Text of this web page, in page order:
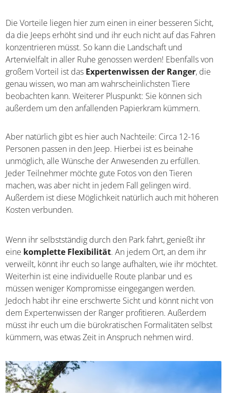
Ranger unterwegs zu sein ist die beliebteste Form der
Safari!
Die Vorteile liegen hier zum einen in einer besseren Sicht,
da die Jeeps erhöht sind und ihr euch nicht auf das
Fahren konzentrieren müsst. So kann die Landschaft und
Artenvielfalt in aller Ruhe genossen werden! Ebenfalls von
großem Vorteil ist dasExpertenwissen der Ranger, die
beobachten kann. Weiterer Pluspunkt: Sie können sich
außerdem um den anfallenden Papierkram kümmern.
Aber natürlich gibt es hier auch Nachteile: Circa 12-16
Personen passen in den Jeep. Hierbei ist es beinahe
unmöglich, alle Wünsche der Anwesenden zu erfüllen.
Jeder Teilnehmer möchte gute Fotos von den Tieren
Außerdem ist diese Möglichkeit natürlich auch mit
höheren Kosten verbunden.
Wenn ihr selbstständig durch den Park fahrt, genießt ihr
einekomplette Flexibilität. An jedem Ort, an dem ihr
verweilt, könnt ihr euch so lange aufhalten, wie ihr
möchtet. Weiterhin ist eine individuelle Route planbar
und es müssen weniger Kompromisse eingegangen
werden. Jedoch habt ihr eine erschwerte Sicht und könnt
Außerdem müsst ihr euch um die bürokratischen
Formalitäten selbst kümmern, was etwas Zeit in Anspruch
nehmen wird.